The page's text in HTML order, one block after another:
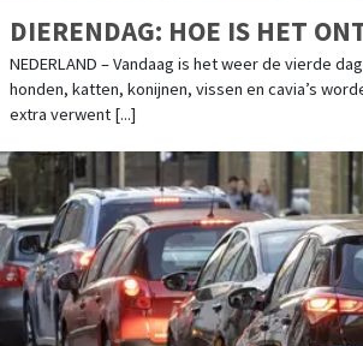
DIERENDAG: HOE IS HET
NEDERLAND – Vandaag is het weer de vierde
honden, katten, konijnen, vissen en cavia’s
extra verwent [...]